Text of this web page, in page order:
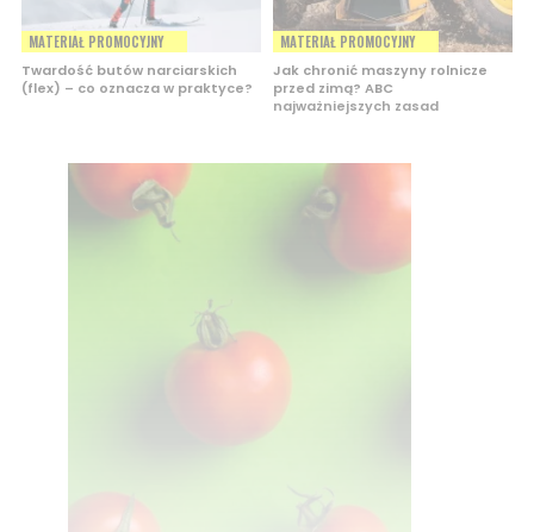
MATERIAŁ PROMOCYJNY
Twardość butów narciarskich
(flex) – co oznacza w praktyce?
MATERIAŁ PROMOCYJNY
Jak chronić maszyny rolnicze
przed zimą? ABC
najważniejszych zasad